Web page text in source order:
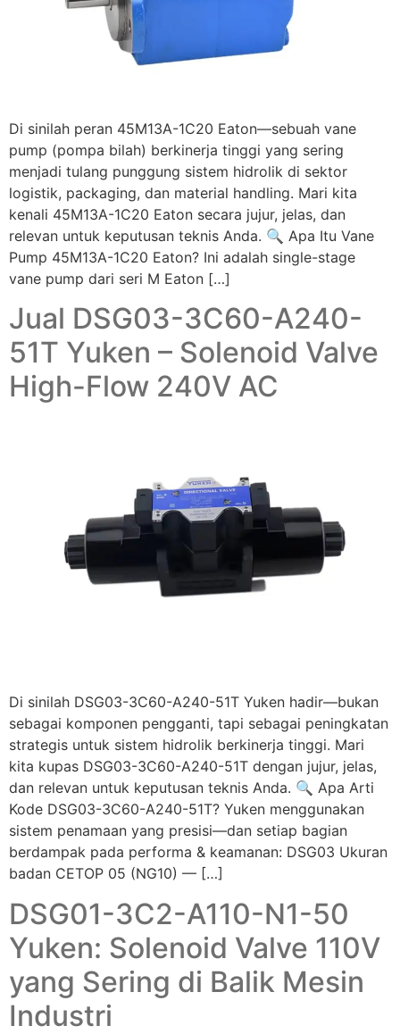
Di sinilah peran 45M13A-1C20 Eaton—sebuah vane
pump (pompa bilah) berkinerja tinggi yang sering
menjadi tulang punggung sistem hidrolik di sektor
logistik, packaging, dan material handling. Mari kita
kenali 45M13A-1C20 Eaton secara jujur, jelas, dan
relevan untuk keputusan teknis Anda. 🔍 Apa Itu Vane
Pump 45M13A-1C20 Eaton? Ini adalah single-stage
vane pump dari seri M Eaton […]
Jual DSG03-3C60-A240-
51T Yuken – Solenoid Valve
High-Flow 240V AC
Di sinilah DSG03-3C60-A240-51T Yuken hadir—bukan
sebagai komponen pengganti, tapi sebagai peningkatan
strategis untuk sistem hidrolik berkinerja tinggi. Mari
kita kupas DSG03-3C60-A240-51T dengan jujur, jelas,
dan relevan untuk keputusan teknis Anda. 🔍 Apa Arti
Kode DSG03-3C60-A240-51T? Yuken menggunakan
sistem penamaan yang presisi—dan setiap bagian
berdampak pada performa & keamanan: DSG03 Ukuran
badan CETOP 05 (NG10) — […]
DSG01-3C2-A110-N1-50
Yuken: Solenoid Valve 110V
yang Sering di Balik Mesin
Industri